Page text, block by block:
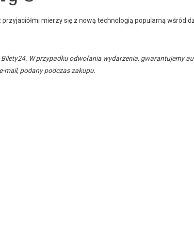
przyjaciółmi mierzy się z nową technologią popularną wśród
Bilety24. W przypadku odwołania wydarzenia, gwarantujemy
mail, podany podczas zakupu.